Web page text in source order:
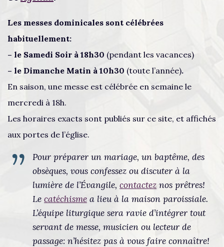
Les messes dominicales sont célébrées
habituellement:
– le Samedi Soir à 18h30 (pendant les vacances)
– le Dimanche Matin à 10h30 (toute l’année).
En saison, une messe est célébrée en semaine le
mercredi à 18h.
Les horaires exacts sont publiés sur ce site, et affichés
aux portes de l’église.
Pour préparer un mariage, un baptême, des
obsèques, vous confessez ou discuter à la
lumière de l’Évangile, contactez nos prêtres!
Le catéchisme a lieu à la maison paroissiale.
L’équipe liturgique sera ravie d’intégrer tout
servant de messe, musicien ou lecteur de
passage: n’hésitez pas à vous faire connaître!